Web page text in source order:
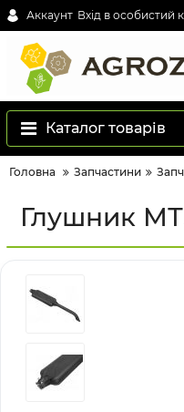
Аккаунт Вхід в особистий
Каталог товарів
Головна Запчастини
Глушник